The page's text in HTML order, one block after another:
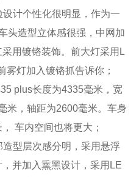
计个性化很明显，作为一
头造型立体感很强，中网加
用镀铬装饰。前大灯采用L
雾灯加入镀铬抓告诉你；
plus长度为4335毫米，宽
米，轴距为2600毫米。车身
车内空间也将更大；
型层次感分明，采用悬浮
并加入熏黑设计，采用LE